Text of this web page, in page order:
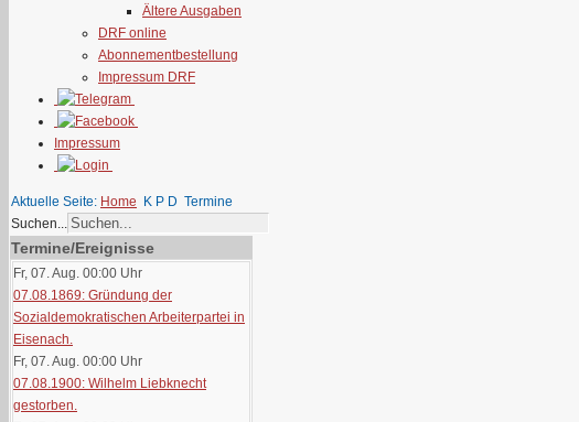
Ältere Ausgaben
DRF online
Abonnementbestellung
Impressum DRF
Impressum
Aktuelle Seite: Home K P D Termine
Suchen...
Termine/Ereignisse
Fr, 07. Aug. 00:00 Uhr
07.08.1869: Gründung der
Sozialdemokratischen Arbeiterpartei in
Eisenach.
Fr, 07. Aug. 00:00 Uhr
07.08.1900: Wilhelm Liebknecht
gestorben.